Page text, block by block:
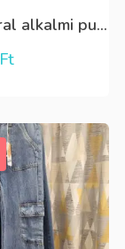
Mayoral alkalmi puha kék élre vasalt nadrág, behúzható derékrésszel
Ft